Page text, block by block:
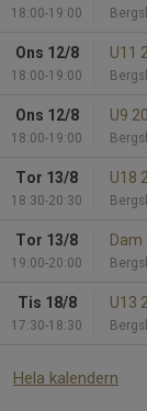
18:00-19:00
Ons 12/8
18:00-19:00
U11
Ons 12/8
18:00-19:00
U9
Tor 13/8
18:30-20:30
U18
Tor 13/8
19:00-20:00
Dam
Tis 18/8
17:30-18:30
U13
Hela kalendern